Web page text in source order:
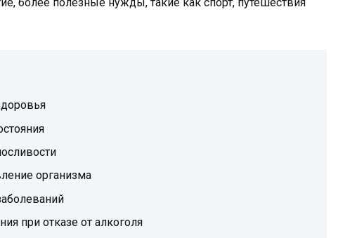
организма
при отказе от алкоголя